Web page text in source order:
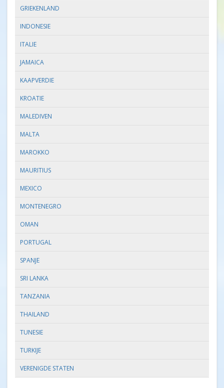
GRIEKENLAND
INDONESIE
ITALIE
JAMAICA
KAAPVERDIE
KROATIE
MALEDIVEN
MALTA
MAROKKO
MAURITIUS
MEXICO
MONTENEGRO
OMAN
PORTUGAL
SPANJE
SRI LANKA
TANZANIA
THAILAND
TUNESIE
TURKIJE
VERENIGDE STATEN